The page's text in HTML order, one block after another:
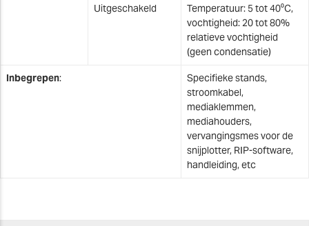
Uitgeschakeld
Temperatuur: 5 tot 40⁰C,
vochtigheid: 20 tot 80%
relatieve vochtigheid
(geen condensatie)
Inbegrepen:
Specifieke stands,
stroomkabel,
mediaklemmen,
mediahouders,
vervangingsmes voor de
snijplotter, RIP-software,
handleiding, etc